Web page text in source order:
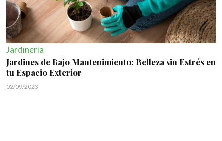
Jardinería
Jardines de Bajo Mantenimiento: Belleza sin Estrés en
tu Espacio Exterior
02/09/2023